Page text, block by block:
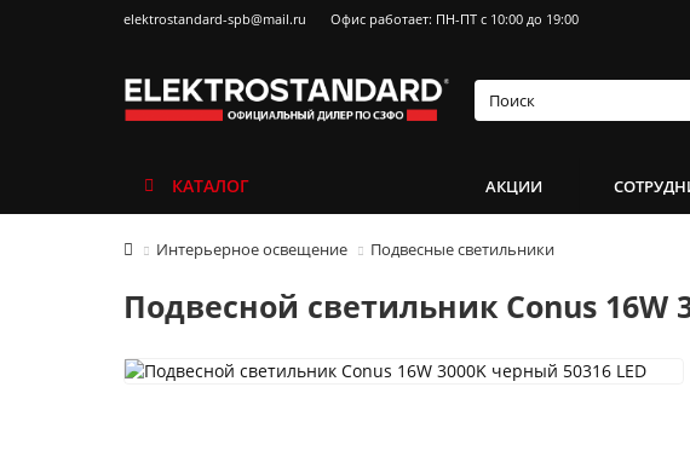
elektrostandard-spb@mail.ru Офис работает: ПН-ПТ с 10:00 до 19:00
КАТАЛОГ АКЦИИ
Интерьерное освещение Подвесные светильники
Подвесной светильник Conus 16W